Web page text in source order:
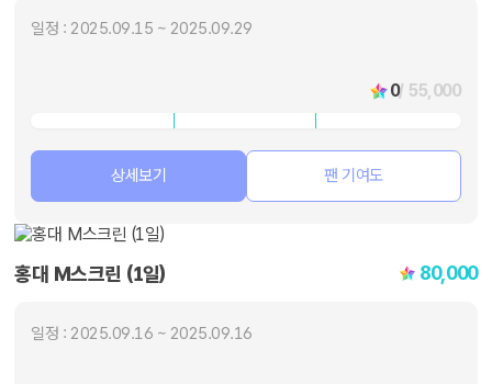
일정 : 2025.09.15 ~ 2025.09.29
0/ 55,000
상세보기 팬 기여도
홍대 M스크린 (1일) 80,000
일정 : 2025.09.16 ~ 2025.09.16